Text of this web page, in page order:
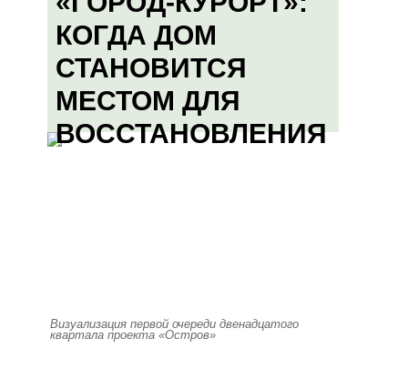
КОГДА ДОМ
СТАНОВИТСЯ
МЕСТОМ ДЛЯ
ВОССТАНОВЛЕНИЯ
Визуализация первой очереди двенадцатого
квартала проекта «Остров»